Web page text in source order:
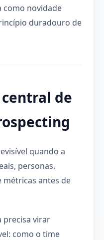
como novidade
duradouro de
de
quando a
personas,
métricas antes de
precisa virar
como o time